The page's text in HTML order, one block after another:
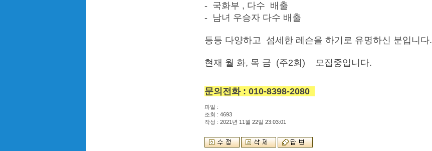
- 국화부 , 다수 배출
- 남녀 우승자 다수 배출
등등 다양하고 섬세한 레슨을 하기로 유명하신 분입니다.
현재 월 화, 목 금 (주2회) 모집중입니다.
문의전화 : 010-8398-2080
파일 :
조회 : 4693
작성 : 2021년 11월 22일 23:03:01